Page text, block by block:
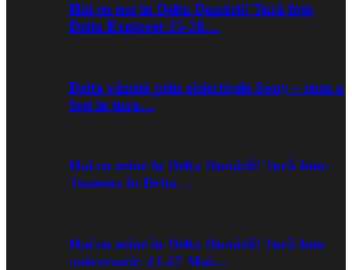
Hai cu noi în Delta Dunării! Tură foto
Delta Explorer 25-28…
Delta văzută prin obiectivele Sony – cum a
fost în tura…
Hai cu mine în Delta Dunării! Tură foto:
Toamna în Delta…
Hai cu mine în Delta Dunării! Tură foto
aniversară: 23-27 Mai…